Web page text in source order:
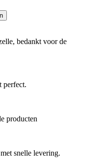
bedankt voor de
perfect.
producten
snelle levering.